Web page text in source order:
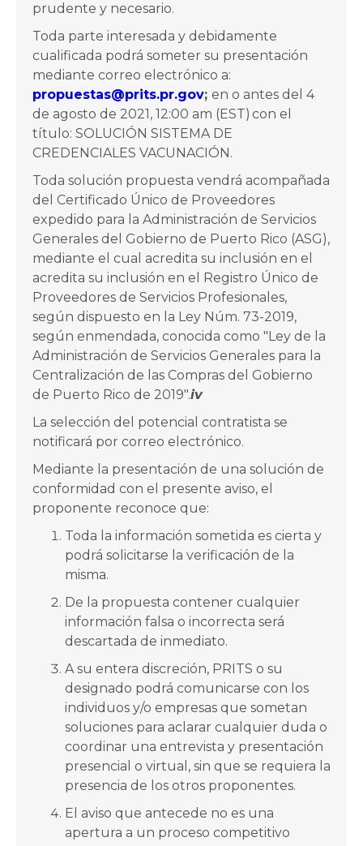
prudente y necesario.
Toda parte interesada y debidamente
cualificada podrá someter su presentación
mediante correo electrónico a:
propuestas@prits.pr.gov; en o antes del 4
de agosto de 2021, 12:00 am (EST) con el
título: SOLUCIÓN SISTEMA DE
CREDENCIALES VACUNACIÓN.
Toda solución propuesta vendrá acompañada
del Certificado Único de Proveedores
expedido para la Administración de Servicios
Generales del Gobierno de Puerto Rico (ASG),
mediante el cual acredita su inclusión en el
acredita su inclusión en el Registro Único de
Proveedores de Servicios Profesionales,
según dispuesto en la Ley Núm. 73-2019,
según enmendada, conocida como "Ley de la
Administración de Servicios Generales para la
Centralización de las Compras del Gobierno
de Puerto Rico de 2019".iv
La selección del potencial contratista se
notificará por correo electrónico.
Mediante la presentación de una solución de
conformidad con el presente aviso, el
proponente reconoce que:
Toda la información sometida es cierta y
podrá solicitarse la verificación de la
misma.
De la propuesta contener cualquier
información falsa o incorrecta será
descartada de inmediato.
A su entera discreción, PRITS o su
designado podrá comunicarse con los
individuos y/o empresas que sometan
soluciones para aclarar cualquier duda o
coordinar una entrevista y presentación
presencial o virtual, sin que se requiera la
presencia de los otros proponentes.
El aviso que antecede no es una
apertura a un proceso competitivo